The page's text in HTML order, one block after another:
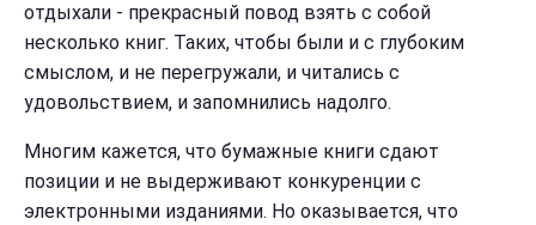
отдыхали - прекрасный повод взять с собой
несколько книг. Таких, чтобы были и с глубоким
смыслом, и не перегружали, и читались с
удовольствием, и запомнились надолго.
Многим кажется, что бумажные книги сдают
позиции и не выдерживают конкуренции с
электронными изданиями. Но оказывается, что